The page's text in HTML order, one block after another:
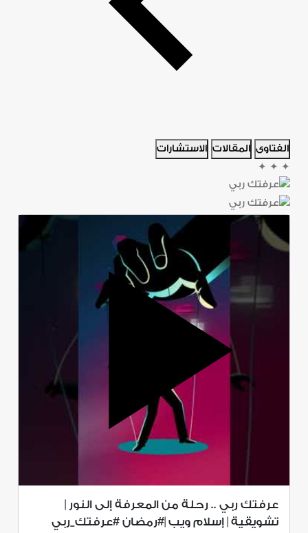
الفتاوى المقالات الاستشارات
✦
✦
✦
عرفتك ربي .. رحلة من المعرفة إلى النور |
تشويقية | إسلام ويب |#رمضان #عرفتك_ربي